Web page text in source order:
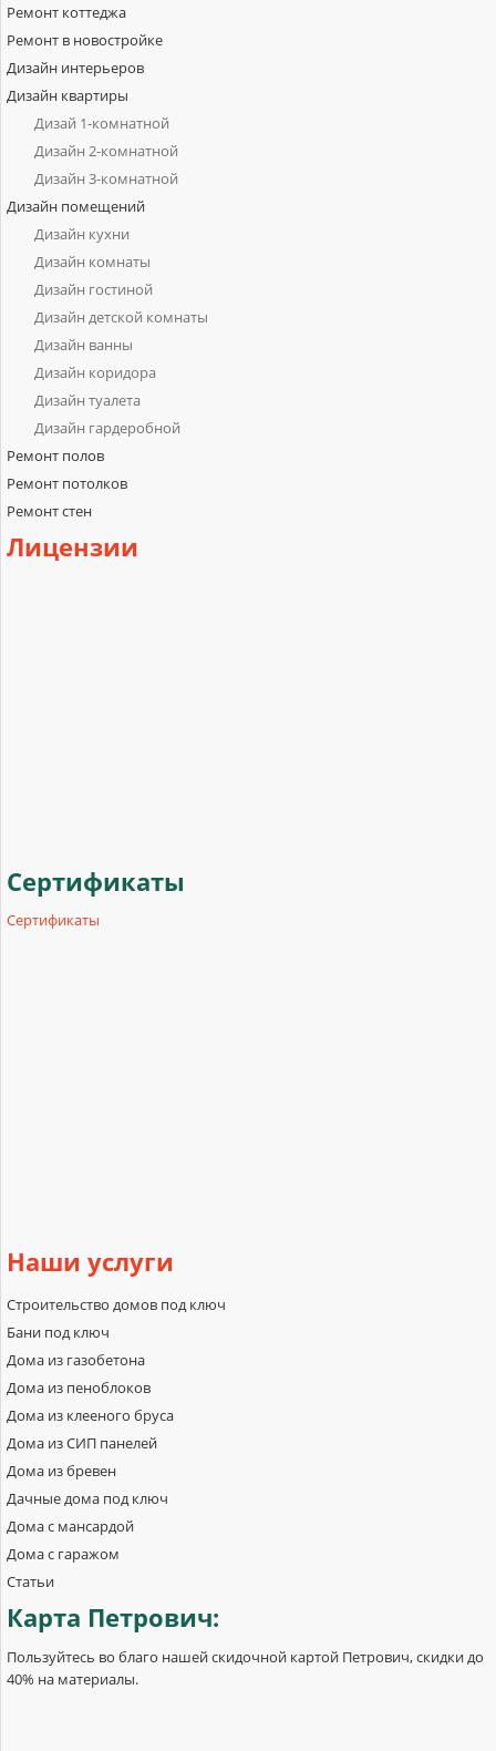
Ремонт коттеджа
Ремонт в новостройке
Дизайн интерьеров
Дизайн квартиры
Дизай 1-комнатной
Дизайн 2-комнатной
Дизайн 3-комнатной
Дизайн помещений
Дизайн кухни
Дизайн комнаты
Дизайн гостиной
Дизайн детской комнаты
Дизайн ванны
Дизайн коридора
Дизайн туалета
Дизайн гардеробной
Ремонт полов
Ремонт потолков
Ремонт стен
Лицензии
Сертификаты
Сертификаты
Наши услуги
Строительство домов под ключ
Бани под ключ
Дома из газобетона
Дома из пеноблоков
Дома из клееного бруса
Дома из СИП панелей
Дома из бревен
Дачные дома под ключ
Дома с мансардой
Дома с гаражом
Статьи
Карта Петрович:
Пользуйтесь во благо нашей скидочной картой Петрович, скидки до
40% на материалы.